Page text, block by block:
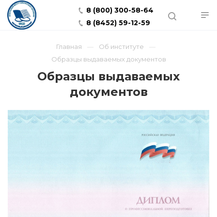
8 (800) 300-58-64
8 (8452) 59-12-59
Главная
Об институте
Образцы выдаваемых документов
Образцы выдаваемых
документов